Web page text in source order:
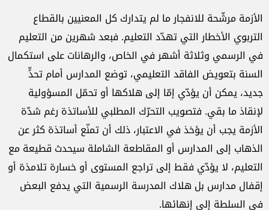
الأزمة مرشّحة للانفجار ما لم يتدارك كل المعنيين بالقطاع
التربوي الأخطار التي تهدّد التعليم. فبعد شهرين من التعليم
في الرسمي وثلاثة أشهر في الخاص، والرهانات على استكمال
السنة بتعويض الفاقد التعليمي، توضع المدارس أمام تحدٍّ
جديد، يمكن أن يؤدّي إمّا إلى هلاكها أو تحمّل المسؤولية
لإنقاذ ما بقي. فتصويب التحرّك المطلبي للأساتذة رغم شدّة
الأزمة يجب أن يؤخذ في الاعتبار، ذلك أن تمنّع أساتذة كثر عن
الذهاب إلى المدارس أو المقاطعة الشاملة سيحدث قطيعة مع
التعليم، لا يؤدّي فقط إلى تراجع المستوى أو خسارة تلامذة أو
إقفال مدارس بل هلاك المدرسة الرسمية التي يدفع البعض
في السلطة إلى إنهائها.